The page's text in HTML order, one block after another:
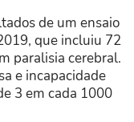
de um ensaio
que incluiu 72
paralisia cerebral.
e incapacidade
3 em cada 1000